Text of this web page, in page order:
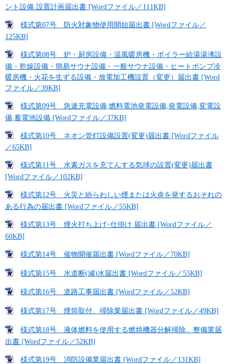
ント設備 設置計画届出書 [Wordファイル／111KB]
様式第07号 防火対象物使用開始届出書 [Wordファイル／
125KB]
様式第08号 炉・厨房設備・温風暖房機・ボイラー給湯湯沸設
備・乾燥設備・簡易サウナ設備・一般サウナ設備・ヒートポンプ冷
暖房機・火花を生ずる設備・放電加工機設置（変更）届出書 [Word
ファイル／39KB]
様式第09号 急速充電設備,燃料電池発電設備,発電設備,変電設
備,蓄電池設備 [Wordファイル／37KB]
様式第10号 ネオン管灯設備設置(変更)届出書 [Wordファイル
／65KB]
様式第11号 水素ガスを充てんする気球の設置(変更)届出書
[Wordファイル／102KB]
様式第12号 火災と紛らわしい煙または火炎を発するおそれの
ある行為の届出書 [Wordファイル／55KB]
様式第13号 煙火打ち上げ･仕掛け 届出書 [Wordファイル／
60KB]
様式第14号 催物開催届出書 [Wordファイル／70KB]
様式第15号 水道断(減)水届出書 [Wordファイル／55KB]
様式第16号 道路工事届出書 [Wordファイル／52KB]
様式第17号 煙筒取付、掃除業届出書 [Wordファイル／49KB]
様式第18号 液体燃料を使用する燃焼機器分解掃除、整備業届
出書 [Wordファイル／52KB]
様式第19号 消防設備業届出書 [Wordファイル／131KB]